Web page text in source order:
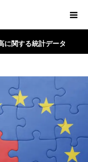
に関する統計データ